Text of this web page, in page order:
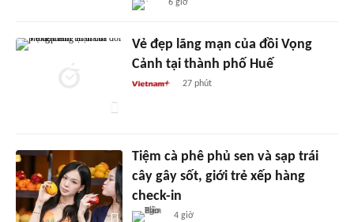
6 giờ
Vẻ đẹp lãng mạn của đồi Vọng
Cảnh tại thành phố Huế
27 phút
Tiệm cà phê phủ sen và sạp trái
cây gây sốt, giới trẻ xếp hàng
check-in
4 giờ